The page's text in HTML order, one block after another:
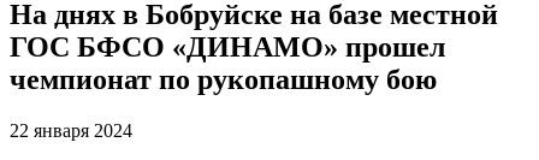
На днях в Бобруйске на базе местной
ГОС БФСО «ДИНАМО» прошел
чемпионат по рукопашному бою
22 января 2024